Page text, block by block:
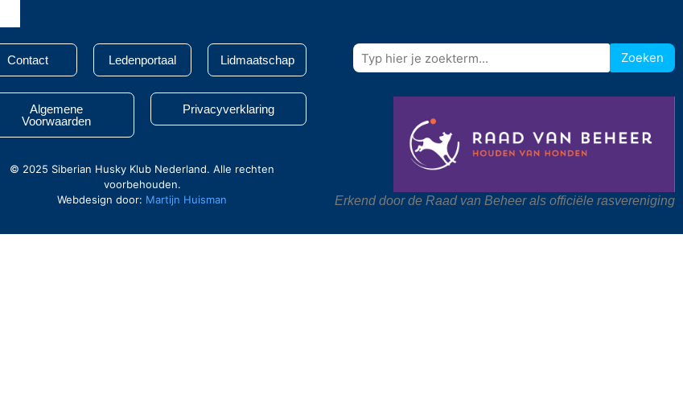
Contact Ledenportaal Lidmaatschap
Algemene
Voorwaarden
Privacyverklaring
© 2025 Siberian Husky Klub Nederland. Alle rechten
voorbehouden.
Webdesign door: Martijn Huisman
Zoeken
Erkend door de Raad van Beheer als officiële rasvereniging